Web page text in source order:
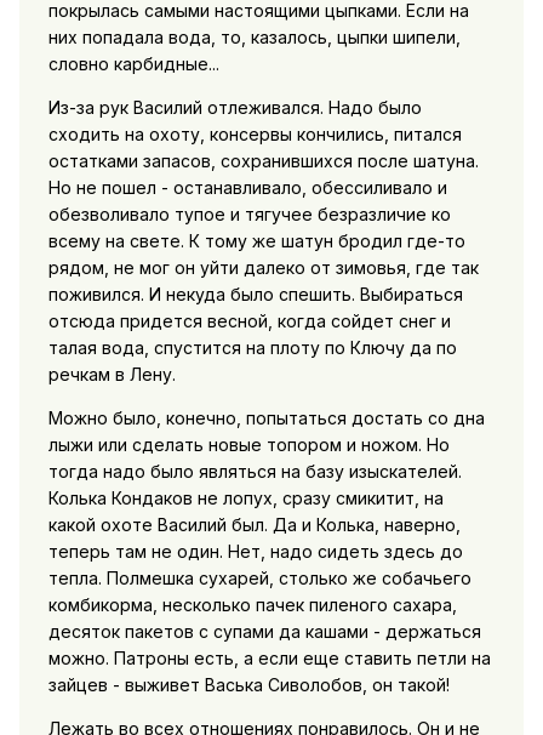
покрылась самыми настоящими цыпками. Если на
них попадала вода, то, казалось, цыпки шипели,
словно карбидные...
Из-за рук Василий отлеживался. Надо было
сходить на охоту, консервы кончились, питался
остатками запасов, сохранившихся после шатуна.
Но не пошел - останавливало, обессиливало и
обезволивало тупое и тягучее безразличие ко
всему на свете. К тому же шатун бродил где-то
рядом, не мог он уйти далеко от зимовья, где так
поживился. И некуда было спешить. Выбираться
отсюда придется весной, когда сойдет снег и
талая вода, спустится на плоту по Ключу да по
речкам в Лену.
Можно было, конечно, попытаться достать со дна
лыжи или сделать новые топором и ножом. Но
тогда надо было являться на базу изыскателей.
Колька Кондаков не лопух, сразу смикитит, на
какой охоте Василий был. Да и Колька, наверно,
теперь там не один. Нет, надо сидеть здесь до
тепла. Полмешка сухарей, столько же собачьего
комбикорма, несколько пачек пиленого сахара,
десяток пакетов с супами да кашами - держаться
можно. Патроны есть, а если еще ставить петли на
зайцев - выживет Васька Сиволобов, он такой!
Лежать во всех отношениях понравилось. Он и не